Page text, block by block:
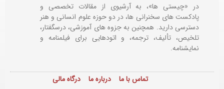
در «چیستی ها»، به آرشیوی از مقالات تخصصی و
پادکست های سخنرانی ها، در دو حوزه علوم انسانی و هنر
دسترسی دارید. همچنین به جزوه های آموزشی، درسگفتار،
تلخیص، تألیف، ترجمه، و اتودهایی برایفیلمنامه و
نمایشنامه.
تماس با ما درباره ما درگاه مالی